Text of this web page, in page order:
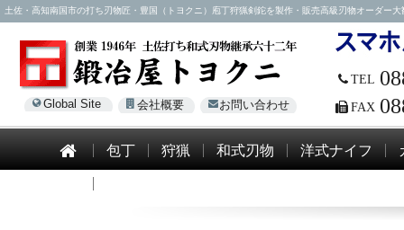
土佐・高知南国市の打ち刃物匠・豊国（トヨクニ）庖丁狩猟剣鉈を製作・販売高級刃物オーダー
Global Site 会社概要 お問い合わせ
TEL
FAX
包丁 狩猟 和式刃物 洋式ナイフ